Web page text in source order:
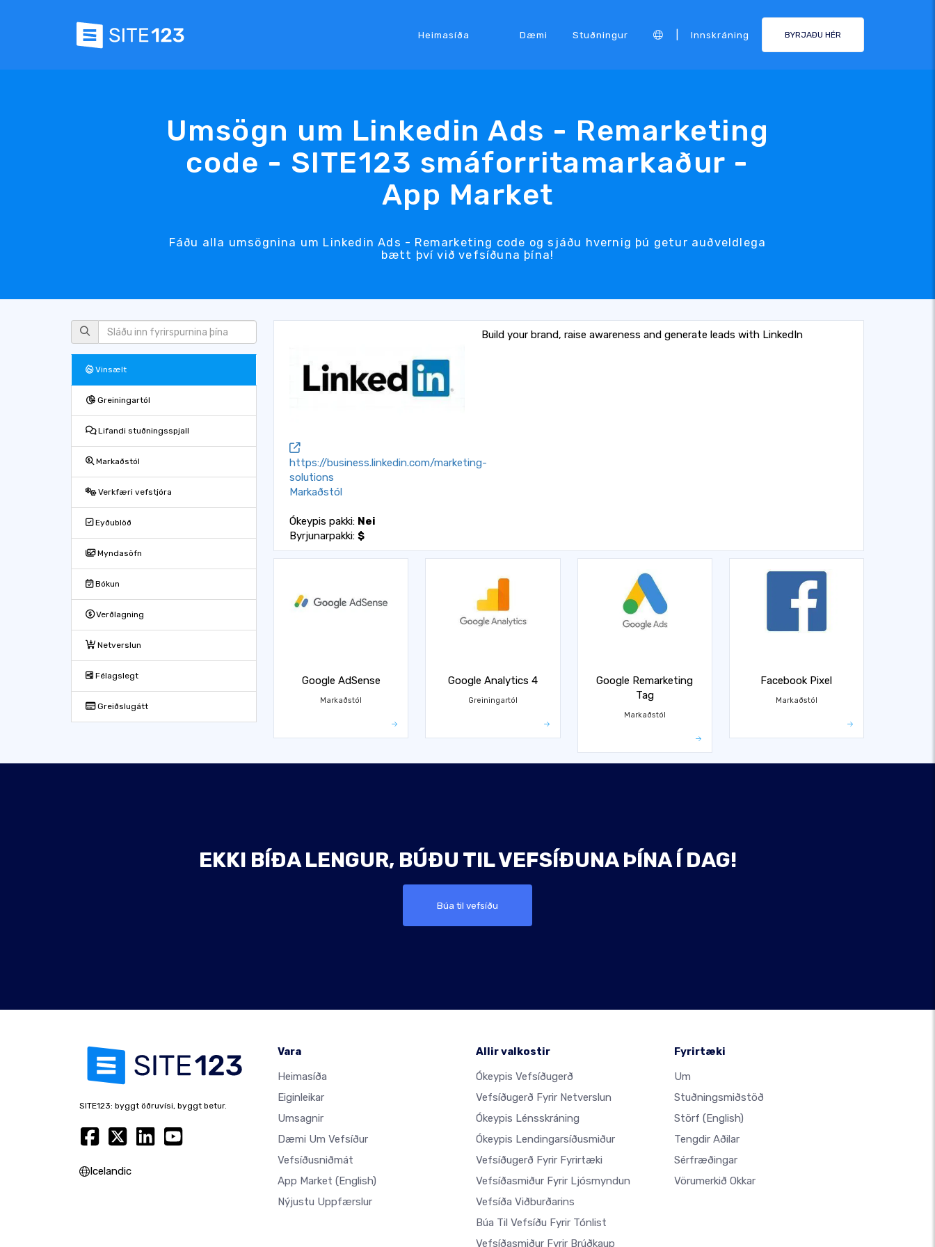
Heimasíða Dæmi Stuðningur Innskráning BYRJAÐU HÉR
Umsögn um Linkedin Ads - Remarketing
code - SITE123 smáforritamarkaður -
App Market
Fáðu alla umsögnina um Linkedin Ads - Remarketing code og sjáðu hvernig þú getur auðveldlega
bætt því við vefsíðuna þína!
Vinsælt
Greiningartól
Lifandi stuðningsspjall
Markaðstól
Verkfæri vefstjóra
Eyðublöð
Myndasöfn
Bókun
Verðlagning
Netverslun
Félagslegt
Greiðslugátt
https://business.linkedin.com/marketing-
solutions
Markaðstól
Ókeypis pakki: Nei
Byrjunarpakki: $
Build your brand, raise awareness and generate leads with LinkedIn
Google AdSense
Markaðstól
Google Analytics 4
Greiningartól
Google Remarketing
Tag
Markaðstól
Facebook Pixel
Markaðstól
EKKI BÍÐA LENGUR, BÚÐU TIL VEFSÍÐUNA ÞÍNA Í DAG!
Búa til vefsíðu
SITE123: byggt öðruvísi, byggt betur.
Icelandic
Vara
Heimasíða
Eiginleikar
Umsagnir
Dæmi Um Vefsíður
Vefsíðusniðmát
App Market (English)
Nýjustu Uppfærslur
Allir valkostir
Ókeypis Vefsíðugerð
Vefsíðugerð Fyrir Netverslun
Ókeypis Lénsskráning
Ókeypis Lendingarsíðusmiður
Vefsíðugerð Fyrir Fyrirtæki
Vefsíðasmiður Fyrir Ljósmyndun
Vefsíða Viðburðarins
Búa Til Vefsíðu Fyrir Tónlist
Vefsíðasmiður Fyrir Brúðkaup
Fyrirtæki
Um
Stuðningsmiðstöð
Störf (English)
Tengdir Aðilar
Sérfræðingar
Vörumerkið Okkar